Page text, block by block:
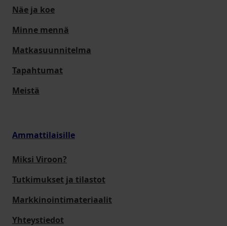
Näe ja koe
Minne mennä
Matkasuunnitelma
Tapahtumat
Meistä
Ammattilaisille
Miksi Viroon?
Tutkimukset ja tilastot
Markkinointimateriaalit
Yhteystiedot